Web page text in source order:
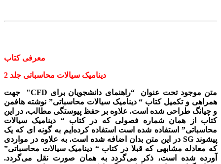
معرفی کتاب
دینامیک سیالات محاسباتی جلد 2
متن موجود تحت عنوان “راهنمای دانشجویان برای CFD" جهت
همراهی و تکمیل کتاب “دینامیک سیالات محاسباتی” نوشته هافمن
و چیانگ طراحی شده است. علاوه بر حفظ پیوستگی مطالب، در این
کتاب از همان شماره فصولی که در کتاب“ دینامیک سیالات
محاسباتی” استفاده شده است استفاده کرده‌ایم به گونه ­ای که یک
پیشوند SG در این متن بدان اضافه شده است. به علاوه در مواردی
که معادله مشابهی که قبلا در کتاب“ دینامیک سیالات محاسباتی”
آورده شده است، ذکر می‌­گردد به همان صورت نقل می­‌گردد.